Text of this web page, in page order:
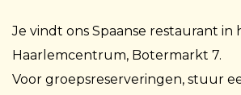
Je vindt ons Spaanse restaurant in
Haarlemcentrum, Botermarkt 7.
Voor groepsreserveringen, stuur